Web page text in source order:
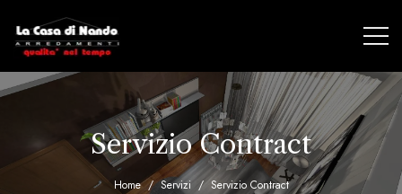
Servizio Contract
Home Servizi Servizio Contract